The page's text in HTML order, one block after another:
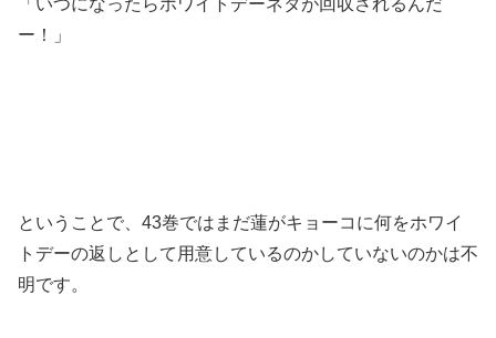
「いつになったらホワイトデーネタが回収されるんだ
ー！」
ということで、43巻ではまだ蓮がキョーコに何をホワイ
トデーの返しとして用意しているのかしていないのかは不
明です。